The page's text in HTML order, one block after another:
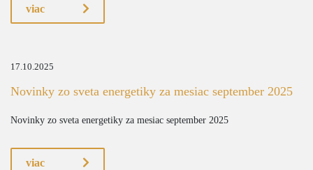
viac
17.10.2025
Novinky zo sveta energetiky za mesiac september 2025
Novinky zo sveta energetiky za mesiac september 2025
viac